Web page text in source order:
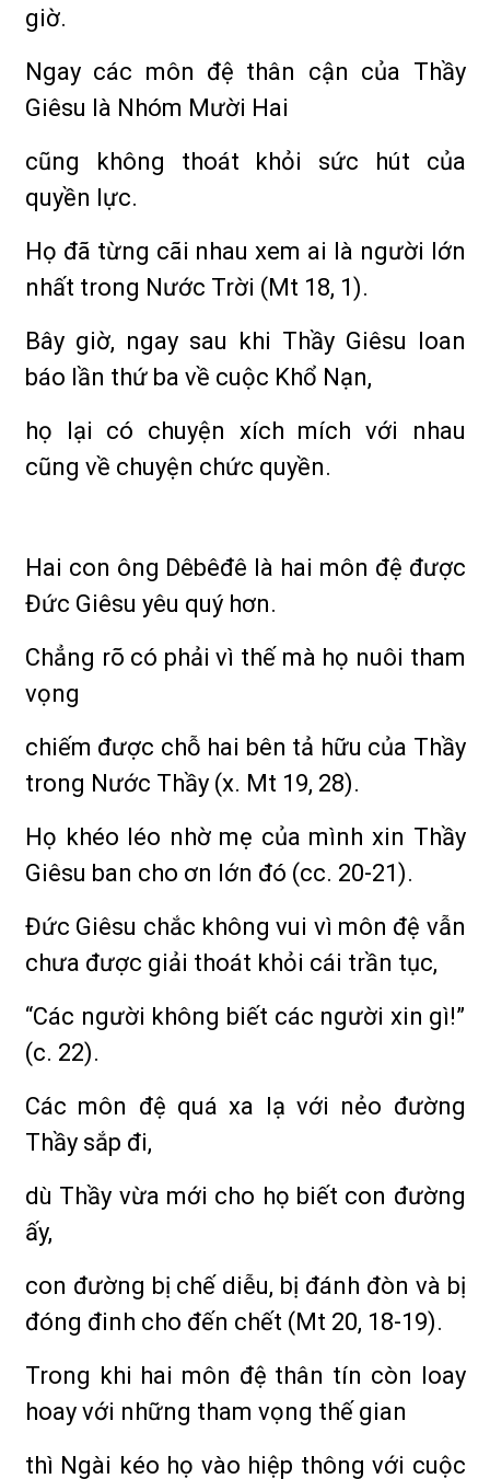
giờ.
Ngay các môn đệ thân cận của Thầy
Giêsu là Nhóm Mười Hai
cũng không thoát khỏi sức hút của
quyền lực.
Họ đã từng cãi nhau xem ai là người lớn
nhất trong Nước Trời (Mt 18, 1).
Bây giờ, ngay sau khi Thầy Giêsu loan
báo lần thứ ba về cuộc Khổ Nạn,
họ lại có chuyện xích mích với nhau
cũng về chuyện chức quyền.
Hai con ông Dêbêđê là hai môn đệ được
Đức Giêsu yêu quý hơn.
Chẳng rõ có phải vì thế mà họ nuôi tham
vọng
chiếm được chỗ hai bên tả hữu của Thầy
trong Nước Thầy (x. Mt 19, 28).
Họ khéo léo nhờ mẹ của mình xin Thầy
Giêsu ban cho ơn lớn đó (cc. 20-21).
Đức Giêsu chắc không vui vì môn đệ vẫn
chưa được giải thoát khỏi cái trần tục,
“Các người không biết các người xin gì!”
(c. 22).
Các môn đệ quá xa lạ với nẻo đường
Thầy sắp đi,
dù Thầy vừa mới cho họ biết con đường
ấy,
con đường bị chế diễu, bị đánh đòn và bị
đóng đinh cho đến chết (Mt 20, 18-19).
Trong khi hai môn đệ thân tín còn loay
hoay với những tham vọng thế gian
thì Ngài kéo họ vào hiệp thông với cuộc